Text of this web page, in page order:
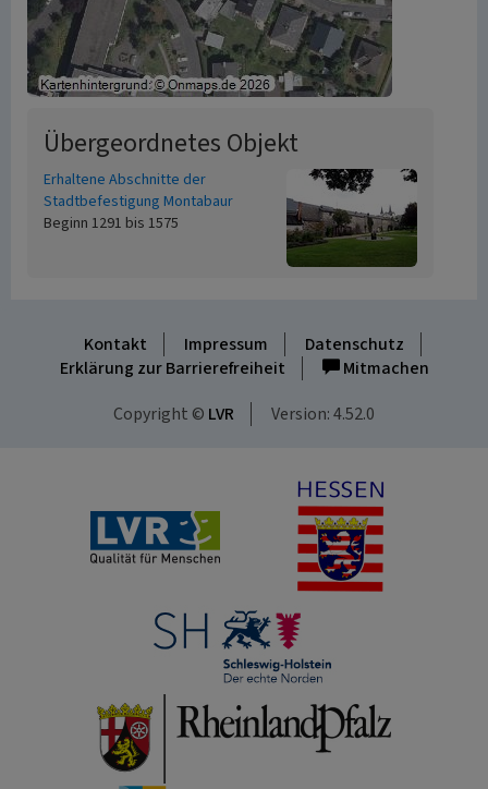
Übergeordnetes Objekt
Erhaltene Abschnitte der
Stadtbefestigung Montabaur
Beginn 1291 bis 1575
Kontakt Impressum
Datenschutz
Erklärung zur Barrierefreiheit
Mitmachen
Copyright © LVR Version: 4.52.0